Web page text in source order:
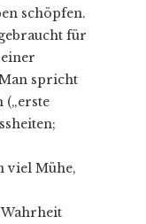
schöpfen.
für
spricht
(„erste
viel Mühe,